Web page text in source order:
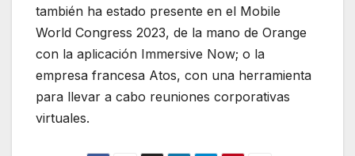
también ha estado presente en el Mobile
World Congress 2023, de la mano de Orange
con la aplicación Immersive Now; o la
empresa francesa Atos, con una herramienta
para llevar a cabo reuniones corporativas
virtuales.